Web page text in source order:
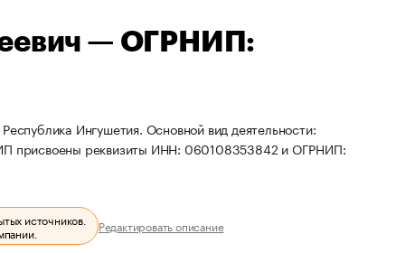
— ОГРНИП:
Ингушетия. Основной вид деятельности:
присвоены реквизиты ИНН: 060108353842 и ОГРНИП:
источников.
Редактировать описание